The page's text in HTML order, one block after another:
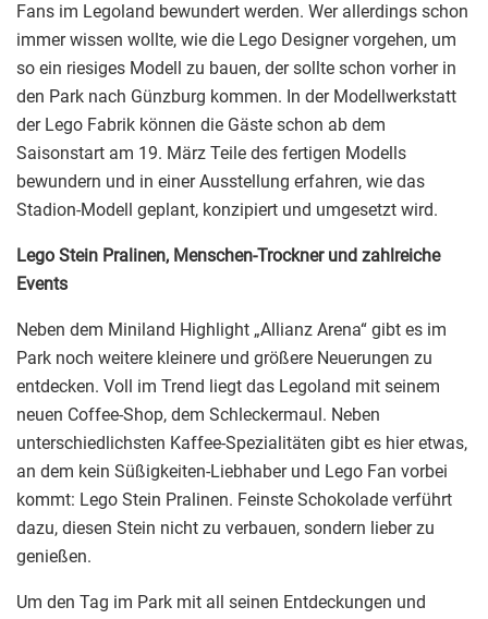
Fans im Legoland bewundert werden. Wer allerdings schon
immer wissen wollte, wie die Lego Designer vorgehen, um
so ein riesiges Modell zu bauen, der sollte schon vorher in
den Park nach Günzburg kommen. In der Modellwerkstatt
der Lego Fabrik können die Gäste schon ab dem
Saisonstart am 19. März Teile des fertigen Modells
bewundern und in einer Ausstellung erfahren, wie das
Stadion-Modell geplant, konzipiert und umgesetzt wird.
Lego Stein Pralinen, Menschen-Trockner und zahlreiche
Events
Neben dem Miniland Highlight „Allianz Arena“ gibt es im
Park noch weitere kleinere und größere Neuerungen zu
entdecken. Voll im Trend liegt das Legoland mit seinem
neuen Coffee-Shop, dem Schleckermaul. Neben
unterschiedlichsten Kaffee-Spezialitäten gibt es hier etwas,
an dem kein Süßigkeiten-Liebhaber und Lego Fan vorbei
kommt: Lego Stein Pralinen. Feinste Schokolade verführt
dazu, diesen Stein nicht zu verbauen, sondern lieber zu
genießen.
Um den Tag im Park mit all seinen Entdeckungen und